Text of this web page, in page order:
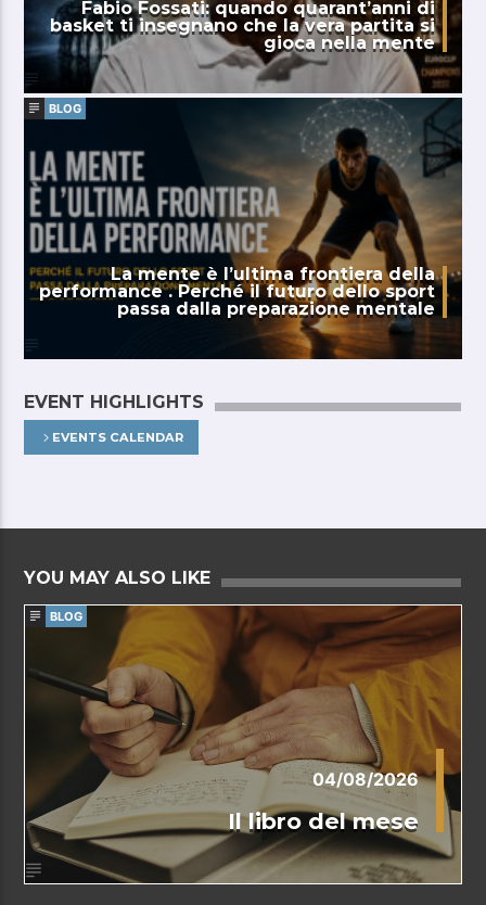
Fabio Fossati: quando quarant’anni di
basket ti insegnano che la vera partita si
gioca nella mente
BLOG
La mente è l’ultima frontiera della
performance . Perché il futuro dello sport
passa dalla preparazione mentale
EVENT HIGHLIGHTS
EVENTS CALENDAR
YOU MAY ALSO LIKE
BLOG
04/08/2026
Il libro del mese